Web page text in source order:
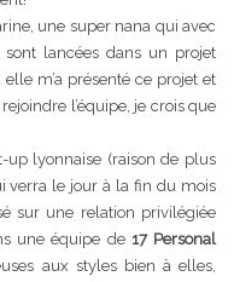
une super nana qui avec
lancées dans un projet
m’a présenté ce projet et
l’équipe, je crois que
up lyonnaise (raison de plus
verra le jour à la fin du mois
sur une relation privilégiée
une équipe de 17 Personal
aux styles bien à elles,